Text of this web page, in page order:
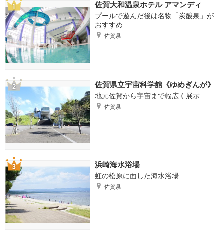
佐賀大和温泉ホテル アマンディ
プールで遊んだ後は名物「炭酸泉」が
おすすめ
佐賀県
佐賀県立宇宙科学館《ゆめぎんが》
地元佐賀から宇宙まで幅広く展示
佐賀県
浜崎海水浴場
虹の松原に面した海水浴場
佐賀県